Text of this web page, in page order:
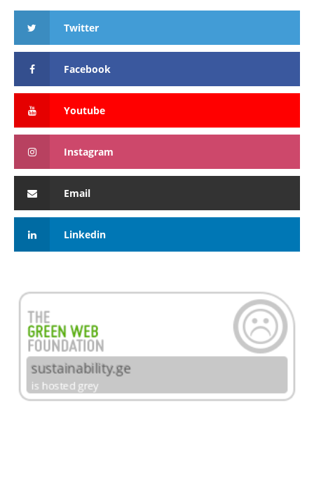
Twitter
Facebook
Youtube
Instagram
Email
Linkedin